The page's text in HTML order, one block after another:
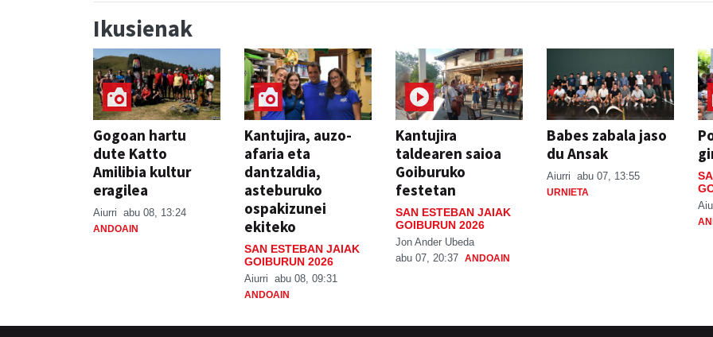
Ikusienak
Gogoan hartu
dute Katto
Amilibia kultur
eragilea
Aiurri abu 08, 13:24
ANDOAIN
Kantujira, auzo-
afaria eta
dantzaldia,
asteburuko
ospakizunei
ekiteko
SAN ESTEBAN JAIAK
GOIBURUN 2026
Aiurri abu 08, 09:31
ANDOAIN
Kantujira
taldearen saioa
Goiburuko
festetan
SAN ESTEBAN JAIAK
GOIBURUN 2026
Jon Ander Ubeda
abu 07, 20:37 ANDOAIN
Babes zabala jaso
du Ansak
Aiurri abu 07, 13:55
URNIETA